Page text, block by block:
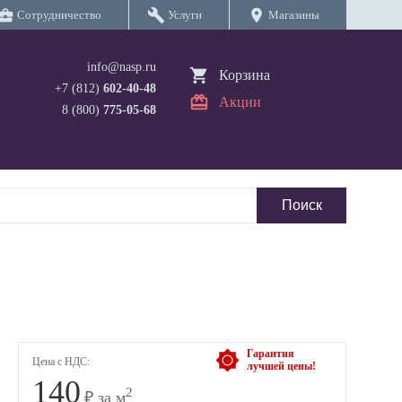
Сотрудничество build Услуги location_on Магазины
info@nasp.ru
+7 (812) 602-40-48
8 (800) 775-05-68
Корзина
Акции
Гарантия
лучшей цены!
Цена с НДС:
140 ₽ за м2